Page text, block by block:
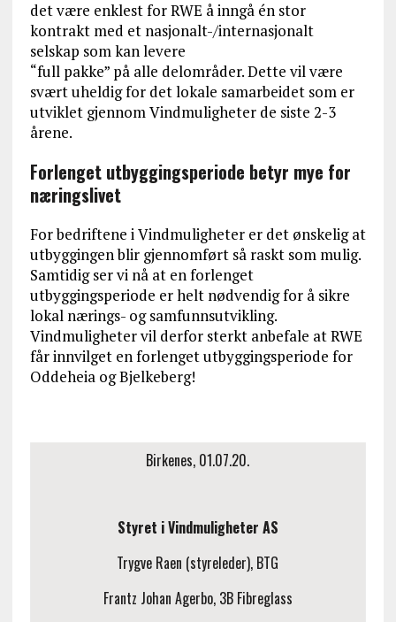
det være enklest for RWE å inngå én stor
kontrakt med et nasjonalt-/internasjonalt
selskap som kan levere
“full pakke” på alle delområder. Dette vil være
svært uheldig for det lokale samarbeidet som er
utviklet gjennom Vindmuligheter de siste 2-3
årene.
Forlenget utbyggingsperiode betyr mye for
næringslivet
For bedriftene i Vindmuligheter er det ønskelig at
utbyggingen blir gjennomført så raskt som mulig.
Samtidig ser vi nå at en forlenget
utbyggingsperiode er helt nødvendig for å sikre
lokal nærings- og samfunnsutvikling.
Vindmuligheter vil derfor sterkt anbefale at RWE
får innvilget en forlenget utbyggingsperiode for
Oddeheia og Bjelkeberg!
Birkenes, 01.07.20.
Styret i Vindmuligheter AS
Trygve Raen (styreleder), BTG
Frantz Johan Agerbo, 3B Fibreglass